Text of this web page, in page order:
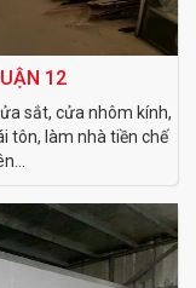
12
sắt, cửa nhôm kính,
tôn, làm nhà tiền chế